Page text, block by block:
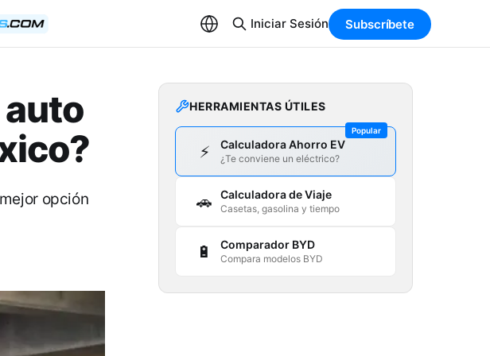
Iniciar Sesión Subscríbete
auto
opción
HERRAMIENTAS ÚTILES
Popular
⚡ Calculadora Ahorro EV
¿Te conviene un eléctrico?
🚗 Calculadora de Viaje
Casetas, gasolina y tiempo
🔋 Comparador BYD
Compara modelos BYD